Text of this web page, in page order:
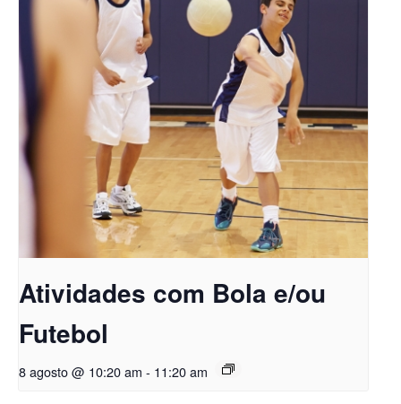
Atividades com Bola e/ou
Futebol
8 agosto @ 10:20 am - 11:20 am